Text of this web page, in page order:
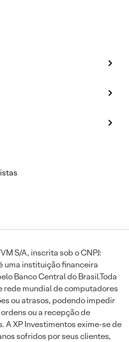
S/A, inscrita sob o CNPJ:
instituição financeira
Banco Central do Brasil.Toda
rede mundial de computadores
ou atrasos, podendo impedir
ou a recepção de
A XP Investimentos exime-se de
sofridos por seus clientes,